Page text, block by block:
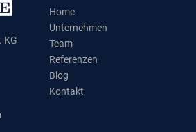
KG
Home
Unternehmen
Team
Referenzen
Blog
Kontakt